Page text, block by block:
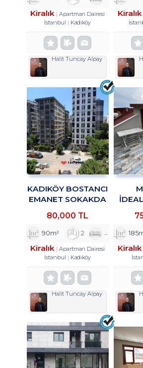
Kiralık
Apartman Dairesi
İstanbul
Kadıköy
Halit Tuncay Alpay
Kiralık
KADIKÖY BOSTANCI
EMANET SOKAKDA
TROYKADAN
80,000 TL
90m² 2 1 1
Kiralık
Apartman Dairesi
İstanbul
Kadıköy
Halit Tuncay Alpay
Kiralık